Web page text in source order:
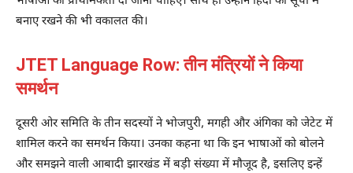
बनाए रखने की भी वकालत की।
JTET Language Row: तीन मंत्रियों ने किया
समर्थन
दूसरी ओर समिति के तीन सदस्यों ने भोजपुरी, मगही और अंगिका को जेटेट में
शामिल करने का समर्थन किया। उनका कहना था कि इन भाषाओं को बोलने
और समझने वाली आबादी झारखंड में बड़ी संख्या में मौजूद है, इसलिए इन्हें